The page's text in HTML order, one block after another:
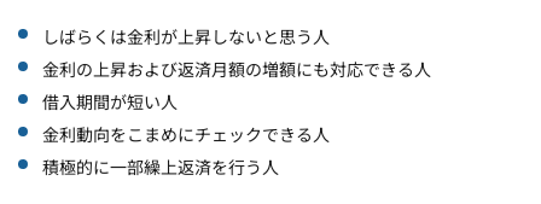
しばらくは金利が上昇しないと思う人
金利の上昇および返済月額の増額にも対応できる人
借入期間が短い人
金利動向をこまめにチェックできる人
積極的に一部繰上返済を行う人